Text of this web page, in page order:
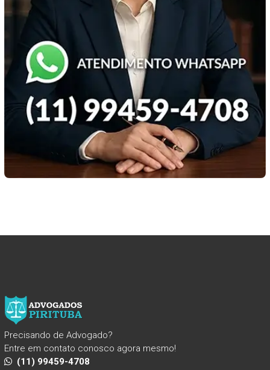
Precisando de Advogado?
Entre em contato conosco agora mesmo!
(11) 99459-4708